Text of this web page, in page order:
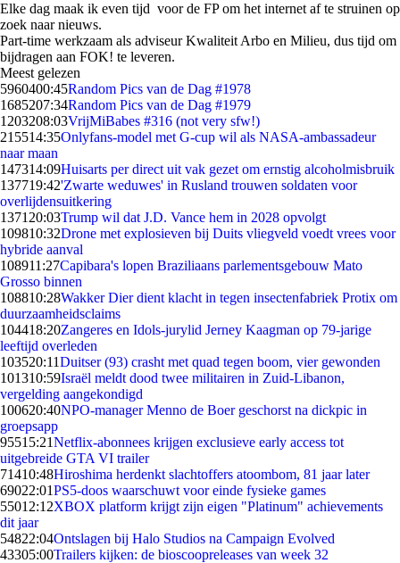
Elke dag maak ik even tijd voor de FP om het internet af te struinen op
zoek naar nieuws.
Part-time werkzaam als adviseur Kwaliteit Arbo en Milieu, dus tijd om
bijdragen aan FOK! te leveren.
Meest gelezen
5960400:45Random Pics van de Dag #1978
1685207:34Random Pics van de Dag #1979
1203208:03VrijMiBabes #316 (not very sfw!)
215514:35Onlyfans-model met G-cup wil als NASA-ambassadeur
naar maan
147314:09Huisarts per direct uit vak gezet om ernstig alcoholmisbruik
137719:42'Zwarte weduwes' in Rusland trouwen soldaten voor
overlijdensuitkering
1371 20:03Trump wil dat J.D. Vance hem in 2028 opvolgt
109810:32Drone met explosieven bij Duits vliegveld voedt vrees voor
hybride aanval
108911:27Capibara's lopen Braziliaans parlementsgebouw Mato
Grosso binnen
108810:28Wakker Dier dient klacht in tegen insectenfabriek Protix om
duurzaamheidsclaims
104418:20Zangeres en Idols-jurylid Jerney Kaagman op 79-jarige
leeftijd overleden
103520:11Duitser (93) crasht met quad tegen boom, vier gewonden
101310:59Israël meldt dood twee militairen in Zuid-Libanon,
vergelding aangekondigd
100620:40NPO-manager Menno de Boer geschorst na dickpic in
groepsapp
95515:21Netflix-abonnees krijgen exclusieve early access tot
uitgebreide GTA VI trailer
71410:48Hiroshima herdenkt slachtoffers atoombom, 81 jaar later
69022:01PS5-doos waarschuwt voor einde fysieke games
55012:12XBOX platform krijgt zijn eigen "Platinum" achievements
dit jaar
54822:04Ontslagen bij Halo Studios na Campaign Evolved
43305:00Trailers kijken: de bioscoopreleases van week 32